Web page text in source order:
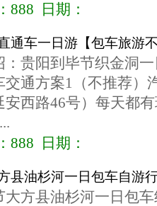
888 日期：
通车一日游【包车旅游
贵阳到毕节织金洞
通方案1（不推荐）
安西路46号）每天都
888 日期：
县油杉河一日包车自游
方县油杉河一日包